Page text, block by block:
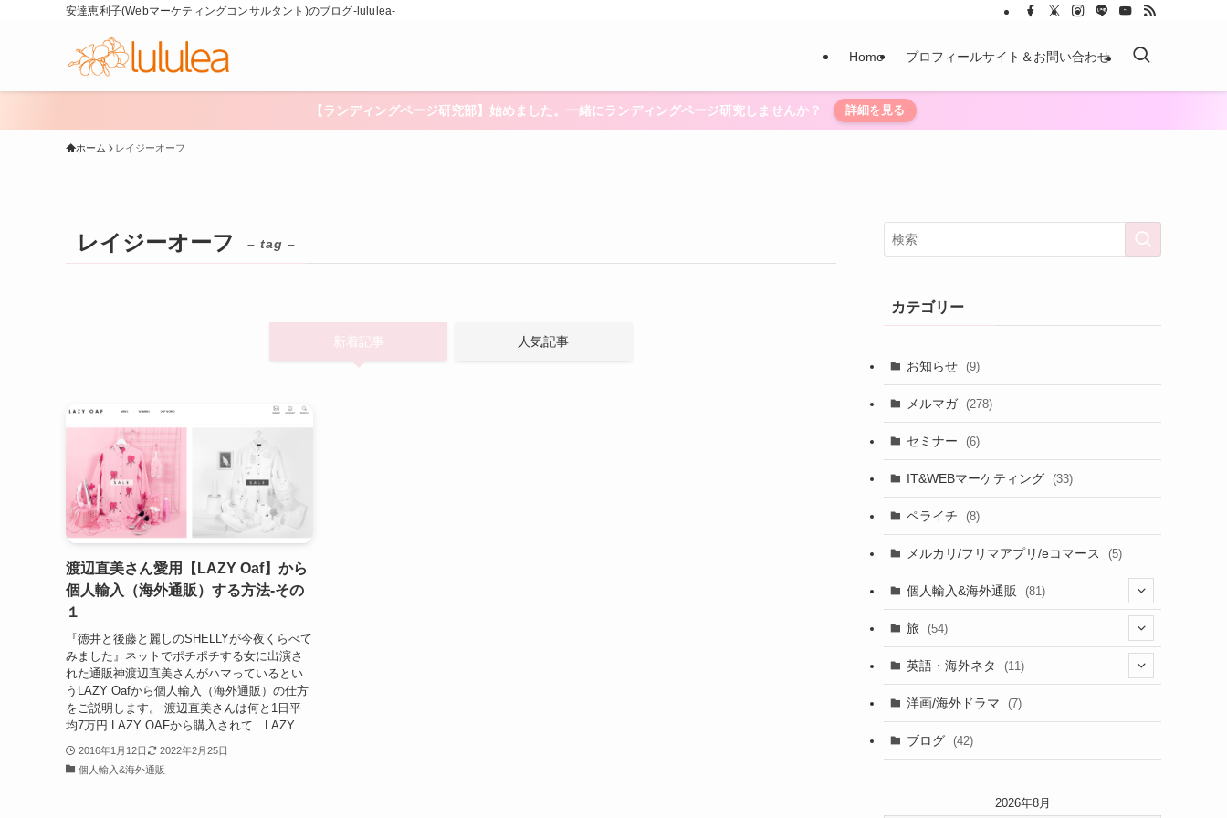
安達恵利子(Webマーケティングコンサルタント)のブログ-lululea-
Home プロフィールサイト＆お問い合わせ
【ランディングページ研究部】始めました。一緒にランディングページ研究しませんか？ 詳細を見る
ホーム レイジーオーフ
レイジーオーフ – tag –
新着記事 人気記事
渡辺直美さん愛用【LAZY Oaf】から
個人輸入（海外通販）する方法-その
１
『徳井と後藤と麗しのSHELLYが今夜くらべて
みました』ネットでポチポチする女に出演さ
れた通販神渡辺直美さんがハマっているとい
うLAZY Oafから個人輸入（海外通販）の仕方
をご説明します。 渡辺直美さんは何と1日平
均7万円 LAZY OAFから購入されて LAZY ...
2016年1月12日
2022年2月25日
個人輸入&海外通販
カテゴリー
お知らせ (9)
メルマガ (278)
セミナー (6)
IT&WEBマーケティング (33)
ペライチ (8)
メルカリ/フリマアプリ/eコマース (5)
個人輸入&海外通販 (81)
旅 (54)
(43)
(6)
(17)
英語・海外ネタ (11)
洋画/海外ドラマ (7)
ブログ (42)
2026年8月